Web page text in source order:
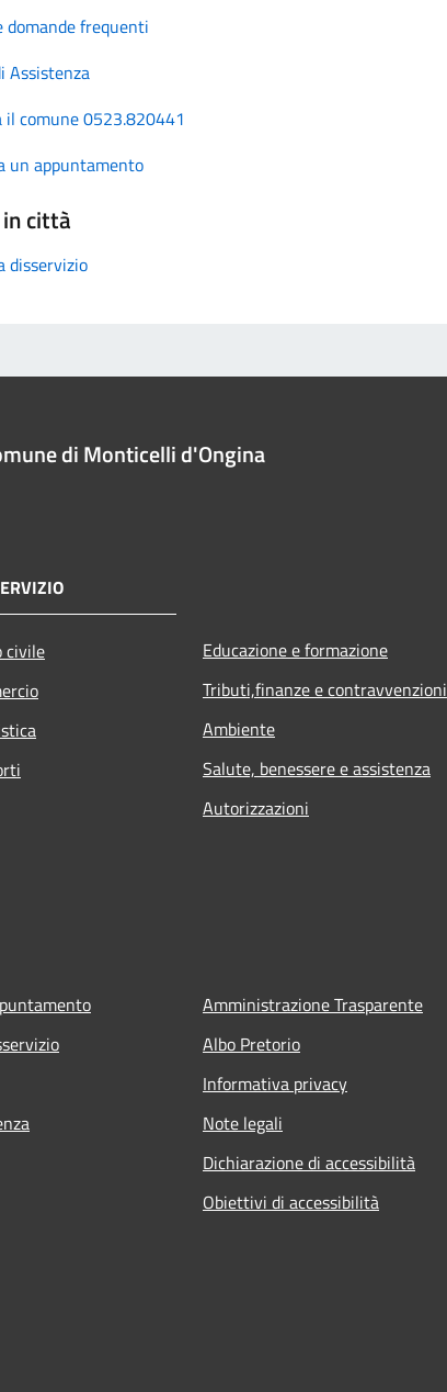
domande frequenti
Assistenza
il comune 0523.820441
un appuntamento
città
disservizio
di Monticelli d'Ongina
civile
Educazione e formazione
Tributi,finanze e contravvenzioni
Ambiente
Salute, benessere e assistenza
Autorizzazioni
Amministrazione Trasparente
Albo Pretorio
Informativa privacy
Note legali
Dichiarazione di accessibilità
Obiettivi di accessibilità